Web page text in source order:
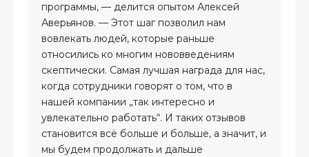
программы, — делится опытом Алексей
Аверьянов. — Этот шаг позволил нам
вовлекать людей, которые раньше
относились ко многим нововведениям
скептически. Самая лучшая награда для нас,
когда сотрудники говорят о том, что в
нашей компании „так интересно и
увлекательно работать“. И таких отзывов
становится всё больше и больше, а значит, и
мы будем продолжать и дальше